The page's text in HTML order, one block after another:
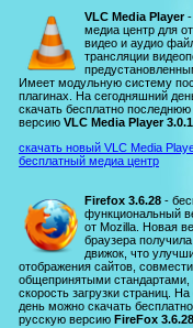
VLC Media Player-
медиа центр для
видео и аудио
трансляции
Имеет модульную систему
плагинах. На сегодняшний
скачать бесплатно
версию VLC Media Player
скачать новый VLC Media
бесплатный медиа центр
Firefox 3.6.28 -
функциональный
от Mozilla. Новая
браузера
движок, что
отображения сайтов,
общепринятыми стандартами,
скорость загрузки страниц.
день можно скачать
русскую версию FireFox 3.6.28